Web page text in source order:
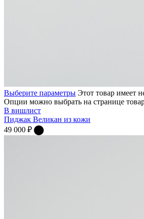
Выберите параметры Этот товар имеет
Опции можно выбрать на странице
В вишлист
Пиджак Великан из кожи
49 000 ₽